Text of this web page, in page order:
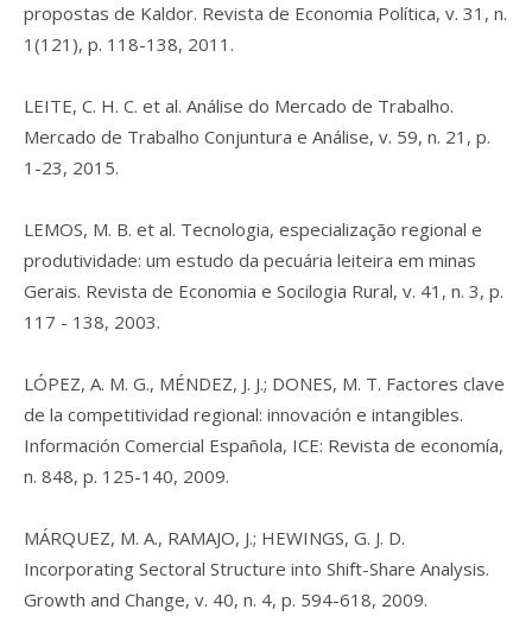
propostas de Kaldor. Revista de Economia Política, v. 31, n.
1(121), p. 118-138, 2011.
LEITE, C. H. C. et al. Análise do Mercado de Trabalho.
Mercado de Trabalho Conjuntura e Análise, v. 59, n. 21, p.
1-23, 2015.
LEMOS, M. B. et al. Tecnologia, especialização regional e
produtividade: um estudo da pecuária leiteira em minas
Gerais. Revista de Economia e Socilogia Rural, v. 41, n. 3, p.
117 - 138, 2003.
LÓPEZ, A. M. G., MÉNDEZ, J. J.; DONES, M. T. Factores clave
de la competitividad regional: innovación e intangibles.
Información Comercial Española, ICE: Revista de economía,
n. 848, p. 125-140, 2009.
MÁRQUEZ, M. A., RAMAJO, J.; HEWINGS, G. J. D.
Incorporating Sectoral Structure into Shift-Share Analysis.
Growth and Change, v. 40, n. 4, p. 594-618, 2009.